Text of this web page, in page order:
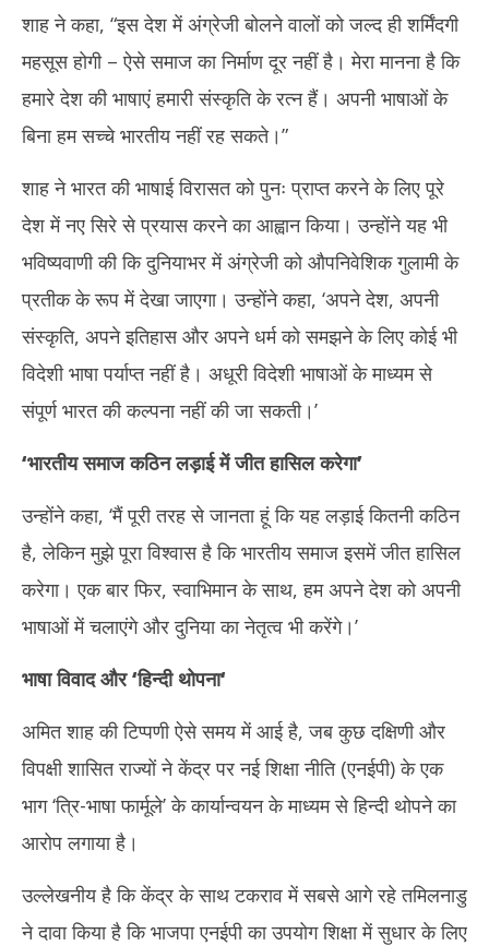
19,
शाह ने कहा, “इस देश में अंग्रेजी बोलने वालों को जल्द ही शर्मिंदगी
महसूस होगी – ऐसे समाज का निर्माण दूर नहीं है। मेरा मानना ​​है कि
हमारे देश की भाषाएं हमारी संस्कृति के रत्न हैं। अपनी भाषाओं के
बिना हम सच्चे भारतीय नहीं रह सकते।”
शाह ने भारत की भाषाई विरासत को पुनः प्राप्त करने के लिए पूरे
देश में नए सिरे से प्रयास करने का आह्वान किया। उन्होंने यह भी
भविष्यवाणी की कि दुनियाभर में अंग्रेजी को औपनिवेशिक गुलामी के
प्रतीक के रूप में देखा जाएगा। उन्होंने कहा, ‘अपने देश, अपनी
संस्कृति, अपने इतिहास और अपने धर्म को समझने के लिए कोई भी
विदेशी भाषा पर्याप्त नहीं है। अधूरी विदेशी भाषाओं के माध्यम से
संपूर्ण भारत की कल्पना नहीं की जा सकती।’
‘भारतीय समाज कठिन लड़ाई में जीत हासिल करेगा’
उन्होंने कहा, ‘मैं पूरी तरह से जानता हूं कि यह लड़ाई कितनी कठिन
है, लेकिन मुझे पूरा विश्वास है कि भारतीय समाज इसमें जीत हासिल
करेगा। एक बार फिर, स्वाभिमान के साथ, हम अपने देश को अपनी
भाषाओं में चलाएंगे और दुनिया का नेतृत्व भी करेंगे।’
भाषा विवाद और‘हिन्दी थोपना‘
अमित शाह की टिप्पणी ऐसे समय में आई है, जब कुछ दक्षिणी और
विपक्षी शासित राज्यों ने केंद्र पर नई शिक्षा नीति (एनईपी) के एक
भाग ‘त्रि-भाषा फार्मूले’ के कार्यान्वयन के माध्यम से हिन्दी थोपने का
आरोप लगाया है।
उल्लेखनीय है कि केंद्र के साथ टकराव में सबसे आगे रहे तमिलनाडु
ने दावा किया है कि भाजपा एनईपी का उपयोग शिक्षा में सुधार के लिए